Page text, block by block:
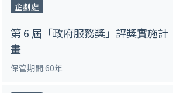
企劃處
第 6 屆「政府服務獎」評獎實施計
畫
保管期間:60年